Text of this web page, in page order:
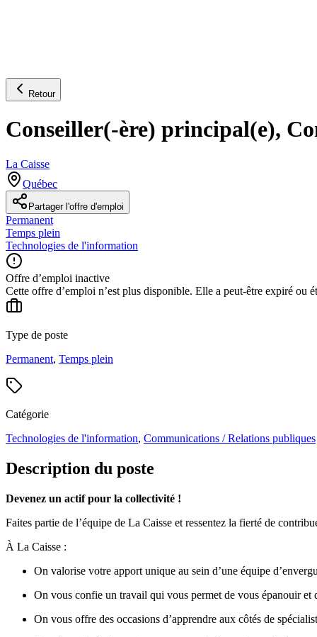
Retour
Conseiller(-ère) principal(e),
La Caisse
Québec
Partager l'offre d'emploi
Permanent
Temps plein
Technologies de l'information
Offre d’emploi inactive
Cette offre d’emploi n’est plus disponible. Elle a peut-être expiré ou
Type de poste
Permanent, Temps plein
Catégorie
Technologies de l'information, Communications / Relations publiques
Description du poste
Devenez un actif pour la collectivité !
Faites partie de l’équipe de La Caisse et ressentez la fierté de
À La Caisse :
On valorise votre apport unique au sein d’une équipe
On vous confie un travail qui vous permet de vous épanouir et
On vous offre des occasions d’apprendre aux côtés de